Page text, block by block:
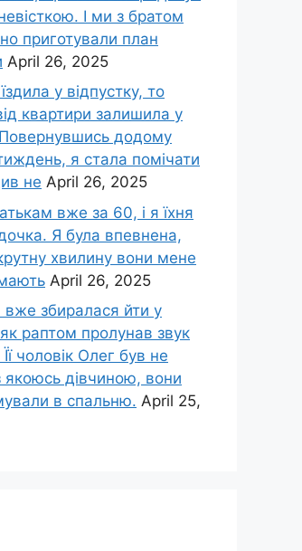
І ми з братом
приготували план
April 26, 2025
у відпустку, то
квартири залишила у
додому
я стала помічати
не April 26, 2025
вже за 60, і я їхня
Я була впевнена,
хвилину вони мене
April 26, 2025
вже збиралася йти у
раптом пролунав звук
чоловік Олег був не
якоюсь дівчиною, вони
в спальню. April 25,